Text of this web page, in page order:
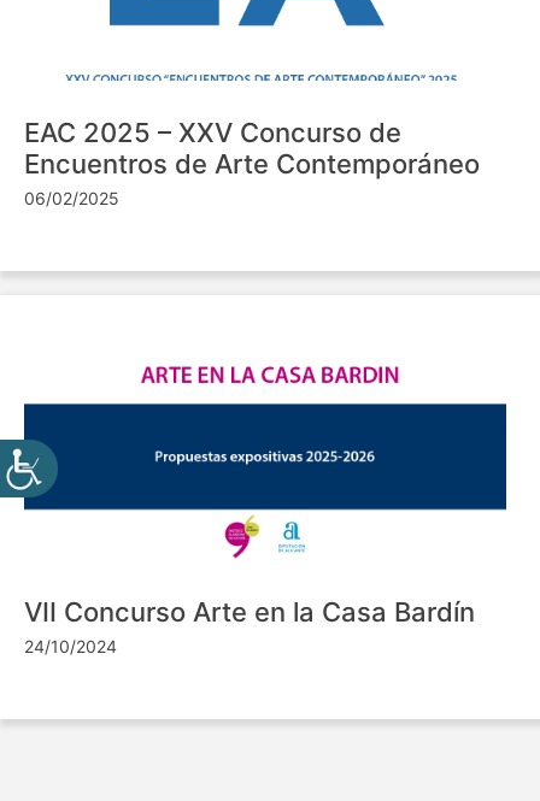
EAC 2025 – XXV Concurso de
Encuentros de Arte Contemporáneo
06/02/2025
VII Concurso Arte en la Casa Bardín
24/10/2024